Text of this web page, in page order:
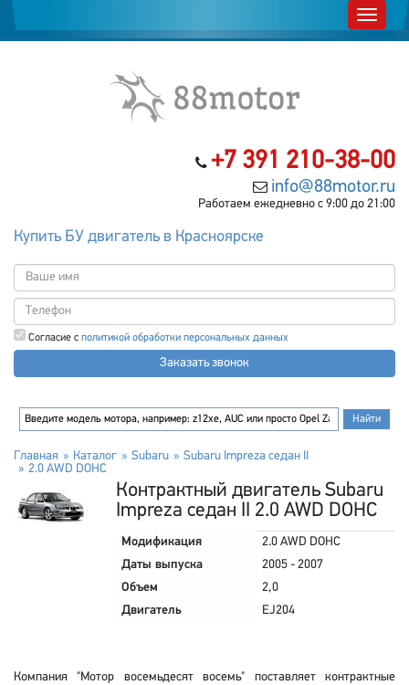
+7 391 210-38-00
info@88motor.ru
Работаем ежедневно с 9:00 до 21:00
Купить БУ двигатель в Красноярске
Согласие с политикой обработки персональных данных
Заказать звонок
Главная Каталог Subaru
Subaru Impreza седан II
2.0 AWD DOHC
Контрактный двигатель Subaru
Impreza седан II 2.0 AWD DOHC
Модификация
2.0 AWD DOHC
Даты выпуска
2005 - 2007
Объем
2,0
Двигатель
EJ204
Компания "Мотор восемьдесят восемь" поставляет контрактные